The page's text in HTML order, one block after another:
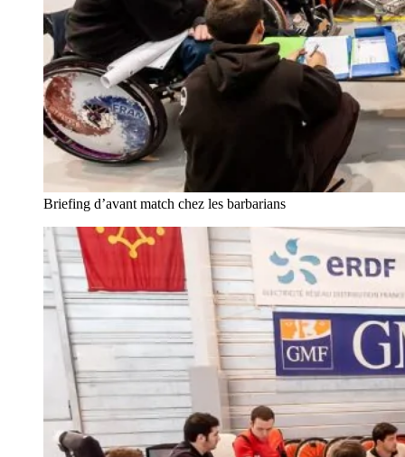
Briefing d’avant match chez les barbarians